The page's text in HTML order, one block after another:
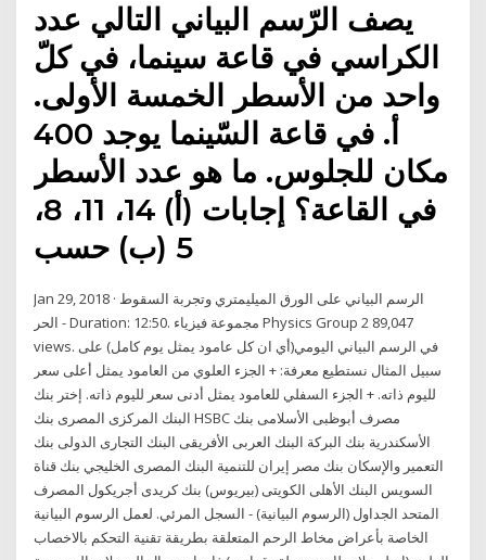
يصف الرّسم البياني التالي عدد
الكراسي في قاعة سينما، في كلّ
واحد من الأسطر الخمسة الأولى.
أ. في قاعة السّينما يوجد 400
مكان للجلوس. ما هو عدد الأسطر
في القاعة؟ إجابات (أ) 14، 11، 8،
5 (ب) حسب
Jan 29, 2018 · الرسم البياني على الورق الميليمتري وتجربة السقوط
الحر - Duration: 12:50. مجموعة فيزياء Physics Group 2 89,047
views. في الرسم البياني اليومي(أي ان كل عامود يمثل يوم كامل) على
سبيل المثال نستطيع معرفة: + الجزء العلوي من العامود يمثل أعلى سعر
لليوم ذاته. + الجزء السفلي للعامود يمثل أدنى سعر لليوم ذاته. إختر بنك
البنك المركزى المصرى بنك HSBC مصرف أبوظبى الأسلامى بنك
الأسكندرية بنك البركة البنك العربى الأفريقى البنك التجارى الدولى بنك
التعمير والإسكان بنك مصر إيران للتنمية البنك المصرى الخليجي بنك قناة
السويس البنك الأهلى الكويتى (بيريوس) بنك كريدى أجريكول المصرف
المتحد الجداول (الرسوم البيانية) - السجل المرئي. لعمل الرسوم البيانية
الخاصة بأعراض مخاط الرحم المتعلقة بطريقة تقنية التحكم بالاخصاب